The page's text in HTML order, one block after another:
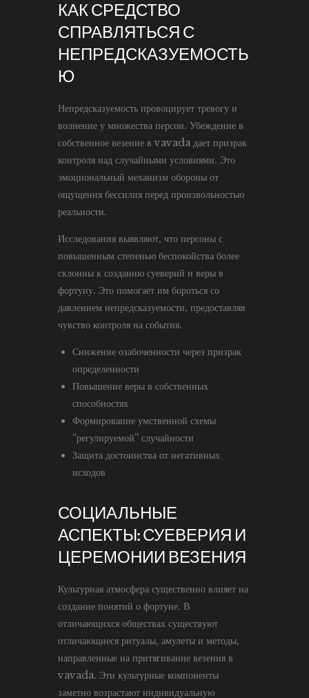
КАК СРЕДСТВО
СПРАВЛЯТЬСЯ С
НЕПРЕДСКАЗУЕМОСТЬ
Ю
Непредсказуемость провоцирует тревогу и
волнение у множества персон. Убеждение в
собственное везение в vavada дает призрак
контроля над случайными условиями. Это
эмоциональный механизм обороны от
ощущения бессилия перед произвольностью
реальности.
Исследования выявляют, что персоны с
повышенным степенью беспокойства более
склонны к созданию суеверий и веры в
фортуну. Это помогает им бороться со
давлением непредсказуемости, предоставляя
чувство контроля на события.
Снижение озабоченности через призрак
определенности
Повышение веры в собственных
способностях
Формирование умственной схемы
“регулируемой” случайности
Защита достоинства от негативных
исходов
СОЦИАЛЬНЫЕ
АСПЕКТЫ: СУЕВЕРИЯ И
ЦЕРЕМОНИИ ВЕЗЕНИЯ
Культурная атмосфера существенно влияет на
создание понятий о фортуне. В
отличающихся обществах существуют
отличающиеся ритуалы, амулеты и методы,
направленные на притягивание везения в
vavada. Эти культурные компоненты
заметно возрастают индивидуальную